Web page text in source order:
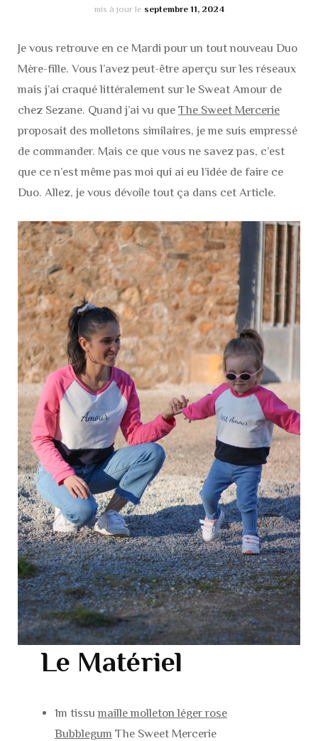
mis à jour le septembre 11, 2024
Je vous retrouve en ce Mardi pour un tout nouveau Duo
Mère-fille. Vous l’avez peut-être aperçu sur les réseaux
mais j’ai craqué littéralement sur le Sweat Amour de
chez Sezane. Quand j’ai vu que The Sweet Mercerie
proposait des molletons similaires, je me suis empressé
de commander. Mais ce que vous ne savez pas, c’est
que ce n’est même pas moi qui ai eu l’idée de faire ce
Duo. Allez, je vous dévoile tout ça dans cet Article.
Le Matériel
1m tissumaille molleton léger rose
Bubblegum The Sweet Mercerie